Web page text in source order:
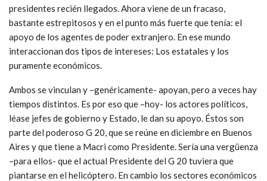
presidentes recién llegados. Ahora viene de un fracaso,
bastante estrepitosos y en el punto más fuerte que tenía: el
apoyo de los agentes de poder extranjero. En ese mundo
interaccionan dos tipos de intereses: Los estatales y los
puramente económicos.
Ambos se vinculan y –genéricamente- apoyan, pero a veces hay
tiempos distintos. Es por eso que –hoy- los actores políticos,
léase jefes de gobierno y Estado, le dan su apoyo. Éstos son
parte del poderoso G 20, que se reúne en diciembre en Buenos
Aires y que tiene a Macri como Presidente. Sería una vergüenza
–para ellos- que el actual Presidente del G 20 tuviera que
piantarse en el helicóptero. En cambio los sectores económicos